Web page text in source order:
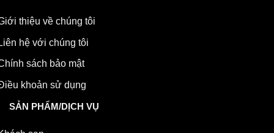
thiệu về chúng tôi
hệ với chúng tôi
sách bảo mật
khoản sử dụng
SẢN PHẨM/DỊCH VỤ